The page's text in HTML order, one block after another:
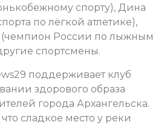
спорту), Дина
по лёгкой атлетике),
России по лыжным
спортсмены.
поддерживает клуб
здорового образа
города Архангельска.
сладкое место у реки